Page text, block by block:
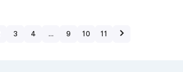
3 4 … 9 10 11